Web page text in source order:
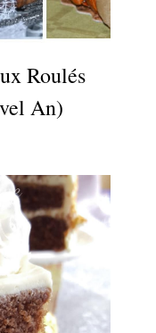
Roulés
An)